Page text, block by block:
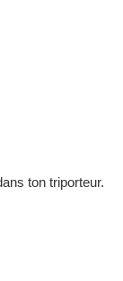
ton triporteur.